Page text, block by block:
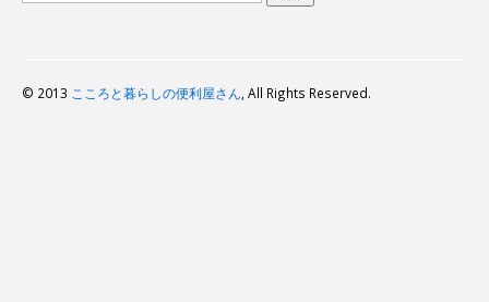
© 2013 こころと暮らしの便利屋さん , All Rights Reserved.